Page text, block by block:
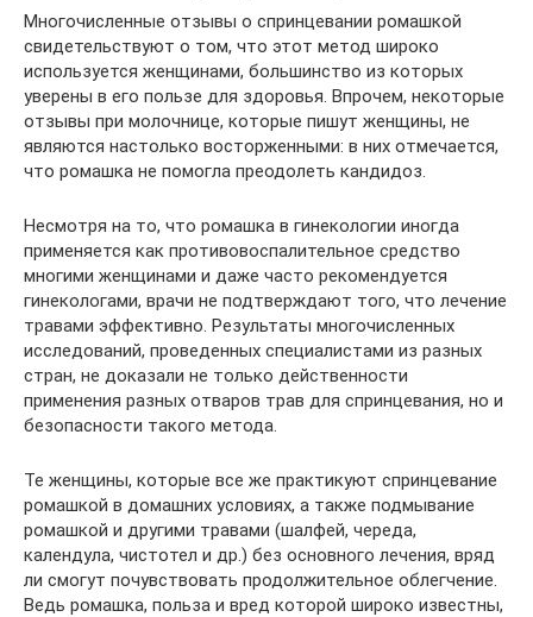
Многочисленные отзывы о спринцевании ромашкой
свидетельствуют о том, что этот метод широко
используется женщинами, большинство из которых
уверены в его пользе для здоровья. Впрочем, некоторые
отзывы при молочнице, которые пишут женщины, не
являются настолько восторженными: в них отмечается,
что ромашка не помогла преодолеть кандидоз.
Несмотря на то, что ромашка в гинекологии иногда
применяется как противовоспалительное средство
многими женщинами и даже часто рекомендуется
гинекологами, врачи не подтверждают того, что лечение
травами эффективно. Результаты многочисленных
исследований, проведенных специалистами из разных
стран, не доказали не только действенности
применения разных отваров трав для спринцевания, но и
безопасности такого метода.
Те женщины, которые все же практикуют спринцевание
ромашкой в домашних условиях, а также подмывание
ромашкой и другими травами (шалфей, череда,
календула, чистотел и др.) без основного лечения, вряд
ли смогут почувствовать продолжительное облегчение.
Ведь ромашка, польза и вред которой широко известны,